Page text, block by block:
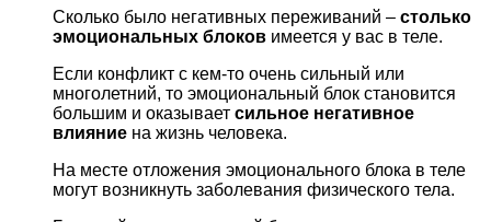
Сколько было негативных переживаний – столько
эмоциональных блоков имеется у вас в теле.
Если конфликт с кем-то очень сильный или
многолетний, то эмоциональный блок становится
большим и оказывает сильное негативное
влияние на жизнь человека.
На месте отложения эмоционального блока в теле
могут возникнуть заболевания физического тела.